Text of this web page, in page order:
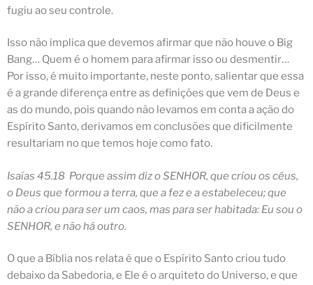
fugiu ao seu controle.
Isso não implica que devemos afirmar que não houve o Big
Bang… Quem é o homem para afirmar isso ou desmentir…
Por isso, é muito importante, neste ponto, salientar que essa
é a grande diferença entre as definições que vem de Deus e
as do mundo, pois quando não levamos em conta a ação do
Espírito Santo, derivamos em conclusões que dificilmente
resultariam no que temos hoje como fato.
Isaías 45.18 Porque assim diz o SENHOR, que criou os céus,
o Deus que formou a terra, que a fez e a estabeleceu; que
não a criou para ser um caos, mas para ser habitada: Eu sou o
SENHOR, e não há outro.
O que a Bíblia nos relata é que o Espírito Santo criou tudo
debaixo da Sabedoria, e Ele é o arquiteto do Universo, e que